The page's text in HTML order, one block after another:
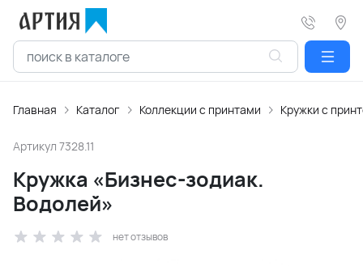
Главная Каталог Коллекции с принтами Кружки с
Артикул 7328.11
Кружка «Бизнес-зодиак.
Водолей»
нет отзывов